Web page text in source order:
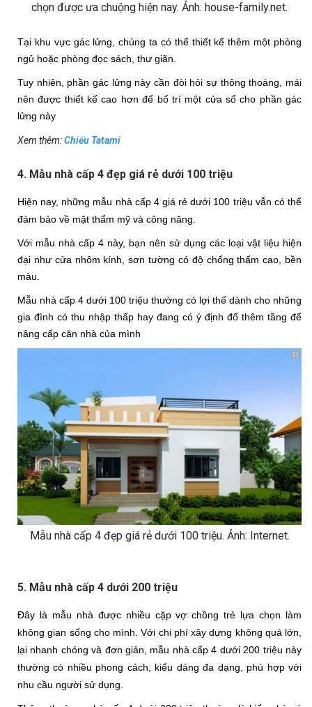
chọn được ưa chuộng hiện nay. Ảnh: house-family.net.
Tại khu vực gác lửng, chúng ta có thể thiết kế thêm một phòng
ngủ hoặc phòng đọc sách, thư giãn.
Tuy nhiên, phần gác lửng này cần đòi hỏi sự thông thoáng, mái
nên được thiết kế cao hơn để bố trí một cửa sổ cho phần gác
lửng này
Xem thêm:Chiếu Tatami
4. Mẫu nhà cấp 4 đẹp giá rẻ dưới 100 triệu
Hiện nay, những mẫu nhà cấp 4 giá rẻ dưới 100 triệu vẫn có thể
đảm bảo về mặt thẩm mỹ và công năng.
Với mẫu nhà cấp 4 này, bạn nên sử dụng các loại vật liệu hiện
đại như cửa nhôm kính, sơn tường có độ chống thấm cao, bền
màu.
Mẫu nhà cấp 4 dưới 100 triệu thường có lợi thế dành cho những
gia đình có thu nhập thấp hay đang có ý định đổ thêm tầng để
nâng cấp căn nhà của mình
Mẫu nhà cấp 4 đẹp giá rẻ dưới 100 triệu. Ảnh: Internet.
5. Mẫu nhà cấp 4 dưới 200 triệu
Đây là mẫu nhà được nhiều cặp vợ chồng trẻ lựa chọn làm
không gian sống cho mình. Với chi phí xây dựng không quá lớn,
lại nhanh chóng và đơn giản, mẫu nhà cấp 4 dưới 200 triệu này
thường có nhiều phong cách, kiểu dáng đa dạng, phù hợp với
nhu cầu người sử dụng.